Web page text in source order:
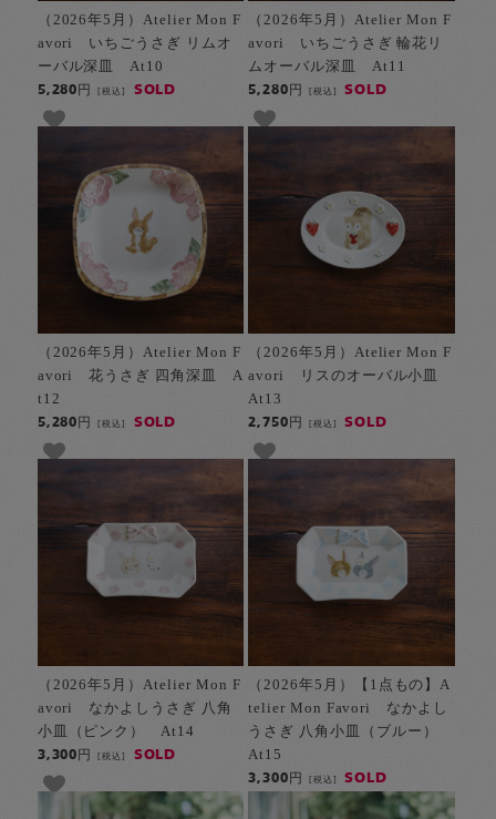
（2026年5月）Atelier Mon F
avori いちごうさぎ リムオ
ーバル深皿 At10
5,280円[税込] SOLD
（2026年5月）Atelier Mon F
avori いちごうさぎ 輪花リ
ムオーバル深皿 At11
5,280円 [税込] SOLD
（2026年5月）Atelier Mon F
avori 花うさぎ 四角深皿 A
t12
5,280円[税込] SOLD
（2026年5月）Atelier Mon F
avori リスのオーバル小皿
At13
2,750円 [税込] SOLD
（2026年5月）Atelier Mon F
avori なかよしうさぎ 八角
小皿（ピンク） At14
3,300円[税込] SOLD
（2026年5月）【1点もの】A
telier Mon Favori なかよし
うさぎ 八角小皿（ブルー）
At15
3,300円 [税込] SOLD